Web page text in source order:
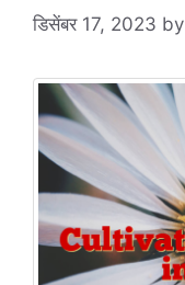
डिसेंबर 17, 2023 by